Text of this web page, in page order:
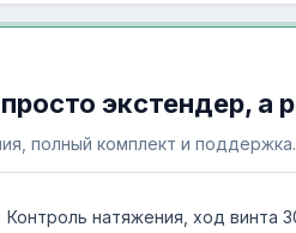
экстендер, а
полный комплект и поддержка.
Контроль натяжения, ход винта